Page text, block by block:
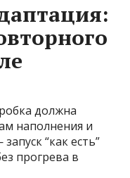
должна
наполнения и
“как есть”
прогрева в